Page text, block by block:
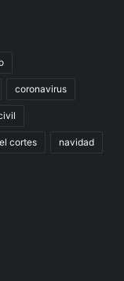
coronavirus
cortes navidad